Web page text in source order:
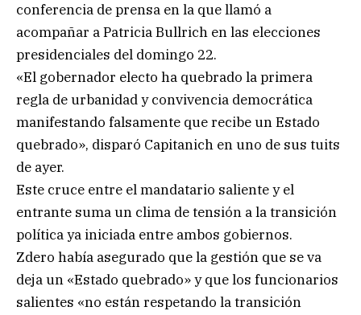
conferencia de prensa en la que llamó a
acompañar a Patricia Bullrich en las elecciones
presidenciales del domingo 22.
«El gobernador electo ha quebrado la primera
regla de urbanidad y convivencia democrática
manifestando falsamente que recibe un Estado
quebrado», disparó Capitanich en uno de sus tuits
de ayer.
Este cruce entre el mandatario saliente y el
entrante suma un clima de tensión a la transición
política ya iniciada entre ambos gobiernos.
Zdero había asegurado que la gestión que se va
deja un «Estado quebrado» y que los funcionarios
salientes «no están respetando la transición